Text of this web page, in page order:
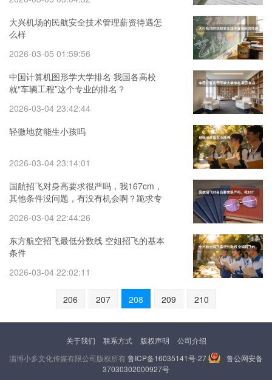
大兴机场的民航安全技术管理薪资待遇怎
么样
2026-03-05 01:59:56
中国计算机图形学大学排名 我国各高校
就“车辆工程”这个专业的排名？
2026-03-04 23:42:44
轻微地贫能生小孩吗
2026-03-04 23:14:01
国航招飞对身高要求很严吗，我167cm，
其他条件没问题，有没有机会啊？跪求专
2026-03-04 22:44:26
东方航空招飞最低分数线 空姐招飞的基本
条件
2026-03-04 22:02:11
206 207 208 209 210
关于我们 联系方式 版权声明
公司介绍
淄博小多文化传媒有限公司版权所有鲁ICP备16035141号-27
鲁公网安备
37030302000927号